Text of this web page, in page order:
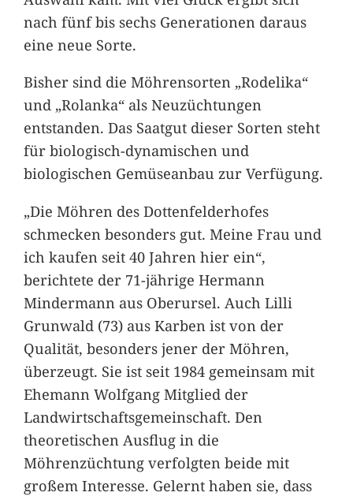
nach fünf bis sechs Generationen daraus
eine neue Sorte.
Bisher sind die Möhrensorten „Rodelika“
und „Rolanka“ als Neuzüchtungen
entstanden. Das Saatgut dieser Sorten steht
für biologisch-dynamischen und
biologischen Gemüseanbau zur Verfügung.
„Die Möhren des Dottenfelderhofes
schmecken besonders gut. Meine Frau und
ich kaufen seit 40 Jahren hier ein“,
berichtete der 71-jährige Hermann
Mindermann aus Oberursel. Auch Lilli
Grunwald (73) aus Karben ist von der
Qualität, besonders jener der Möhren,
überzeugt. Sie ist seit 1984 gemeinsam mit
Ehemann Wolfgang Mitglied der
Landwirtschaftsgemeinschaft. Den
theoretischen Ausflug in die
Möhrenzüchtung verfolgten beide mit
großem Interesse. Gelernt haben sie, dass